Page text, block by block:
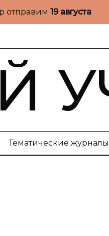
отправим 19 августа
Тематические журналы